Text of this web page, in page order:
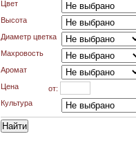
Цвет
Высота
Диаметр цветка
Махровость
Аромат
Цена
от:
Культура